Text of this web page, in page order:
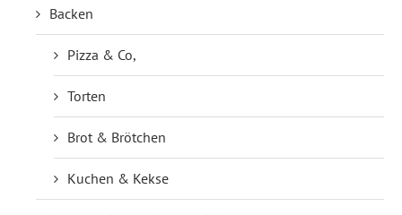
Backen
Pizza & Co,
Torten
Brot & Brötchen
Kuchen & Kekse